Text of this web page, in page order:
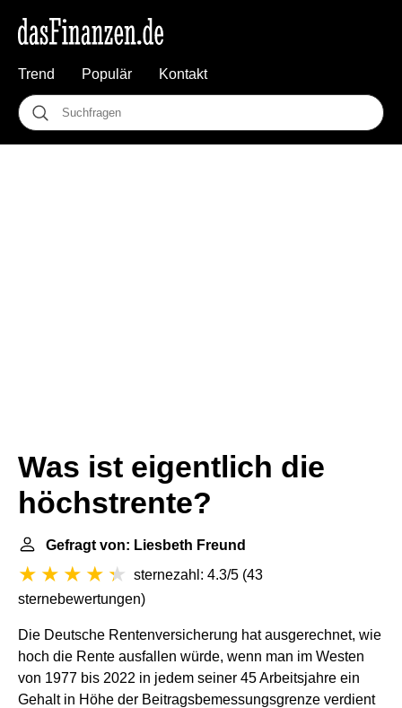
Trend Populär Kontakt
Was ist eigentlich die
höchstrente?
Gefragt von: Liesbeth Freund
sternezahl: 4.3/5 (43
sternebewertungen)
Die Deutsche Rentenversicherung hat ausgerechnet, wie
hoch die Rente ausfallen würde, wenn man im Westen
von 1977 bis 2022 in jedem seiner 45 Arbeitsjahre ein
Gehalt in Höhe der Beitragsbemessungsgrenze verdient